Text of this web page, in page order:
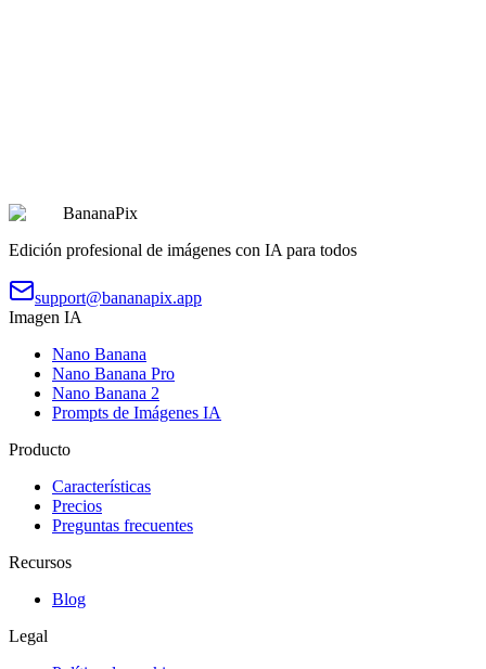
BananaPix
Edición profesional de imágenes con IA para todos
support@bananapix.app
Imagen IA
Nano Banana
Nano Banana Pro
Nano Banana 2
Prompts de Imágenes IA
Producto
Características
Precios
Preguntas frecuentes
Recursos
Blog
Legal